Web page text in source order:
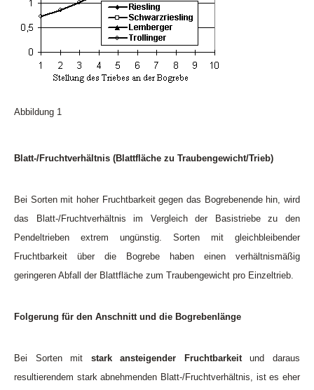
Abbildung 1
Blatt-/Fruchtverhältnis (Blattfläche zu Traubengewicht/Trieb)
Bei Sorten mit hoher Fruchtbarkeit gegen das Bogrebenende hin, wird
das Blatt-/Fruchtverhältnis im Vergleich der Basistriebe zu den
Pendeltrieben extrem ungünstig. Sorten mit gleichbleibender
Fruchtbarkeit über die Bogrebe haben einen verhältnismäßig
geringeren Abfall der Blattfläche zum Traubengewicht pro Einzeltrieb.
Folgerung für den Anschnitt und die Bogrebenlänge
Bei Sorten mit stark ansteigender Fruchtbarkeitund daraus
resultierendem stark abnehmenden Blatt-/Fruchtverhältnis, ist es eher